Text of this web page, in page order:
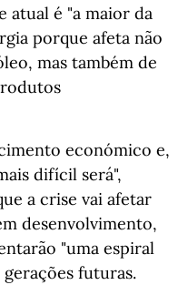
atual é "a maior da
porque afeta não
mas também de
económico e,
difícil será",
a crise vai afetar
desenvolvimento,
"uma espiral
gerações futuras.